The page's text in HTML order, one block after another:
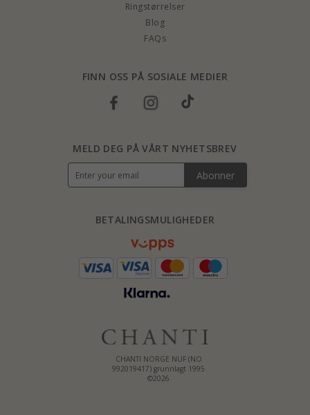
Ringstørrelser
Blog
FAQs
FINN OSS PÅ SOSIALE MEDIER
CHANTI NORGE NUF (NO
992019417) grunnlagt 1995
©2026
BETALINGSMULIGHEDER
MELD DEG PÅ VÅRT NYHETSBREV
Abonner